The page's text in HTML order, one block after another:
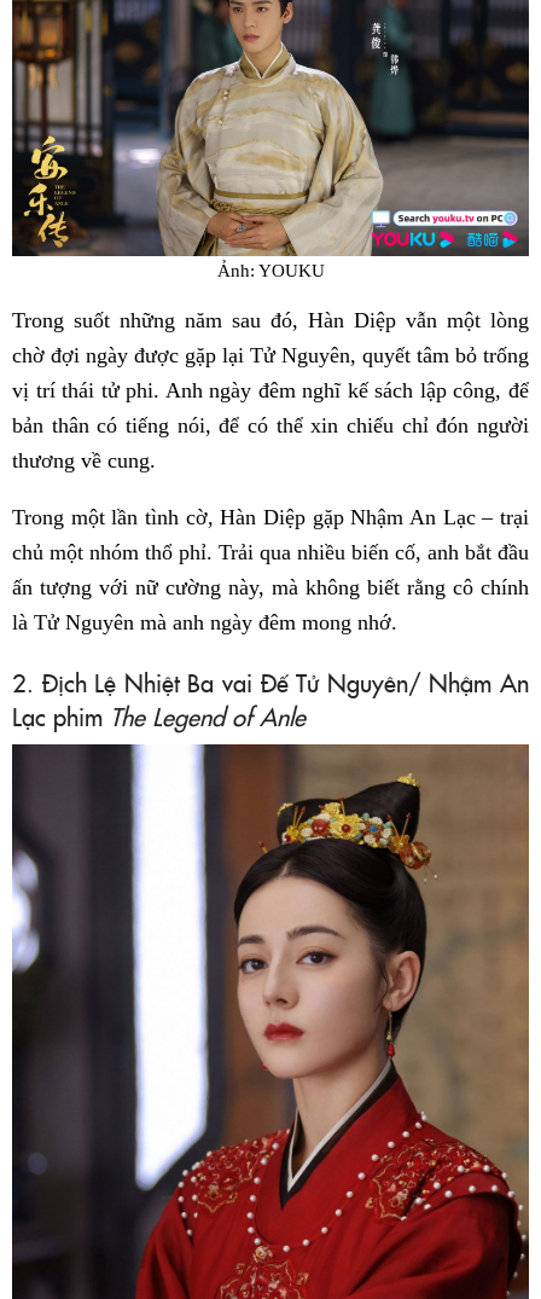
Ảnh: YOUKU
Trong suốt những năm sau đó, Hàn Diệp vẫn một lòng
chờ đợi ngày được gặp lại Tử Nguyên, quyết tâm bỏ trống
vị trí thái tử phi. Anh ngày đêm nghĩ kế sách lập công, để
bản thân có tiếng nói, để có thể xin chiếu chỉ đón người
thương về cung.
Trong một lần tình cờ, Hàn Diệp gặp Nhậm An Lạc – trại
chủ một nhóm thổ phỉ. Trải qua nhiều biến cố, anh bắt đầu
ấn tượng với nữ cường này, mà không biết rằng cô chính
là Tử Nguyên mà anh ngày đêm mong nhớ.
2. Địch Lệ Nhiệt Ba vai Đế Tử Nguyên/ Nhậm An
Lạc phim The Legend of Anle